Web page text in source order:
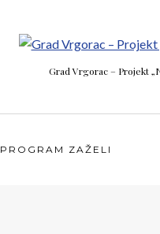
Grad Vrgorac – Projekt
PROGRAM ZAŽELI